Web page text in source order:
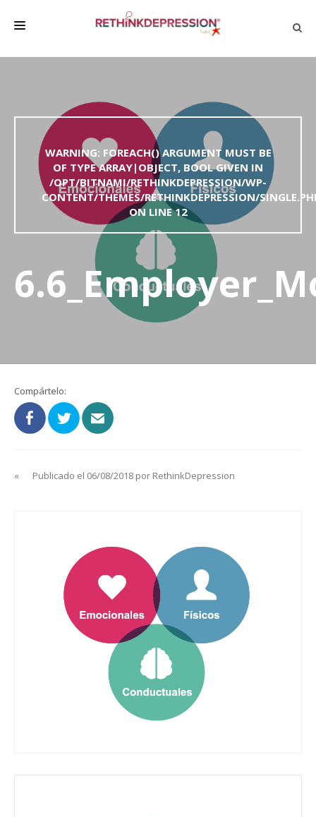
HABLAR CON LOS DEMÁS
BIENESTAR
FAMILIA Y AMIGOS
EMPRESA
DEPRESSÃO SEM RODEIOS
WARNING: FOREACH() ARGUMENT MUST BE
OF TYPE ARRAY|OBJECT, BOOL GIVEN IN
/OPT/BITNAMI/RETHINKDEPRESSION/WP-
CONTENT/THEMES/RETHINKDEPRESSION/
ON LINE12
Compártelo:
« Publicado el 06/08/2018 por RethinkDepression